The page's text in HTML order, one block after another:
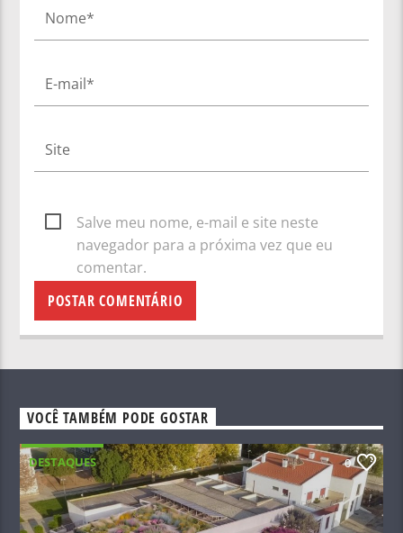
Salve meu nome, e-mail e site neste
navegador para a próxima vez que eu
comentar.
VOCÊ TAMBÉM PODE GOSTAR
DESTAQUES 0